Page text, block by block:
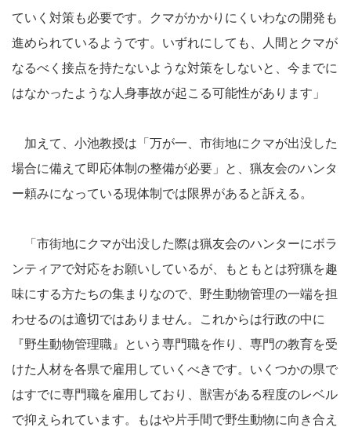
ていく対策も必要です。クマがかかりにくいわなの開発も
進められているようです。いずれにしても、人間とクマが
なるべく接点を持たないような対策をしないと、今までに
はなかったような人身事故が起こる可能性があります」
加えて、小池教授は「万が一、市街地にクマが出没した
場合に備えて即応体制の整備が必要」と、猟友会のハンタ
ー頼みになっている現体制では限界があると訴える。
「市街地にクマが出没した際は猟友会のハンターにボラ
ンティアで対応をお願いしているが、もともとは狩猟を趣
味にする方たちの集まりなので、野生動物管理の一端を担
わせるのは適切ではありません。これからは行政の中に
『野生動物管理職』という専門職を作り、専門の教育を受
けた人材を各県で雇用していくべきです。いくつかの県で
はすでに専門職を雇用しており、獣害がある程度のレベル
で抑えられています。もはや片手間で野生動物に向き合え